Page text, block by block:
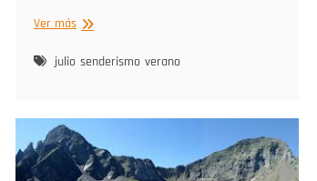
Ver másNo
a
Toro
por
tormenta
julio senderismo verano